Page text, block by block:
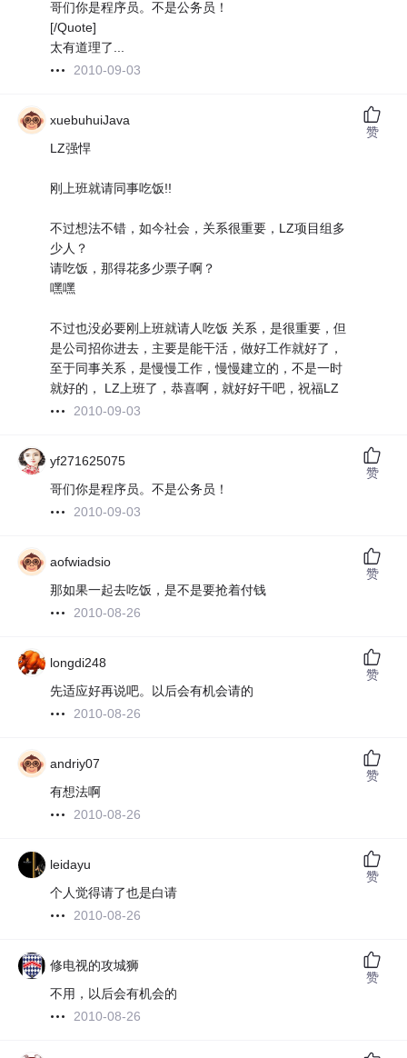
哥们你是程序员。不是公务员！
[/Quote]
太有道理了...
2010-09-03
xuebuhuiJava
LZ强悍
刚上班就请同事吃饭!!
不过想法不错，如今社会，关系很重要，LZ项目组多
少人？
请吃饭，那得花多少票子啊？
嘿嘿
不过也没必要刚上班就请人吃饭 关系，是很重要，但
是公司招你进去，主要是能干活，做好工作就好了，
至于同事关系，是慢慢工作，慢慢建立的，不是一时
就好的， LZ上班了，恭喜啊，就好好干吧，祝福LZ
2010-09-03
赞
yf271625075
哥们你是程序员。不是公务员！
2010-09-03
赞
aofwiadsio
那如果一起去吃饭，是不是要抢着付钱
2010-08-26
赞
longdi248
先适应好再说吧。以后会有机会请的
2010-08-26
赞
andriy07
有想法啊
2010-08-26
赞
leidayu
个人觉得请了也是白请
2010-08-26
赞
修电视的攻城狮
不用，以后会有机会的
2010-08-26
赞